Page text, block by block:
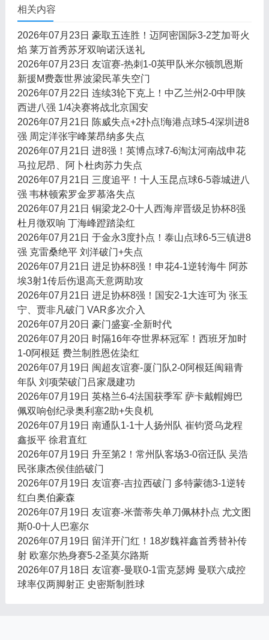
相关内容
2026年07月23日 豪取五连胜！迈阿密国际3-2芝加哥火
焰 莱万首秀苏牙双响诺沃送礼
2026年07月23日 友谊赛-热刺1-0英甲队米尔顿凯恩斯
新援M费轰世界波梁民革失空门
2026年07月22日 连续3轮下克上！中乙兰州2-0中甲陕
西进八强 1/4决赛将战北京国安
2026年07月21日 陈威失点+2扑点!海港点球5-4深圳进8
强 周定洋张宇峰莱昂纳多失点
2026年07月21日 进8强！英博点球7-6淘汰河南战申花
马拉尼昂、阿卜杜肉苏力失点
2026年07月21日 三度追平！十人玉昆点球6-5蓉城进八
强 韦林顿索罗金罗慕洛失点
2026年07月21日 铜梁龙2-0十人西海岸晋级足协杯8强
杜月徵双响 丁海峰蹬踏染红
2026年07月21日 于金永3度扑点！泰山点球6-5三镇进8
强 克雷桑绝平 刘洋破门+失点
2026年07月21日 进足协杯8强！申花4-1逆转海牛 阿苏
埃3射1传后伤退高天意两助攻
2026年07月21日 进足协杯8强！国安2-1大连可为 张玉
宁、贾非凡破门 VAR多次介入
2026年07月20日 豪门盛宴-全新时代
2026年07月20日 时隔16年夺世界杯冠军！西班牙加时
1-0阿根廷 费兰制胜恩佐染红
2026年07月19日 闽超友谊赛-厦门队2-0阿根廷闽籍青
年队 刘项荣破门吕家晟建功
2026年07月19日 英格兰6-4法国获季军 萨卡戴帽姆巴
佩双响创纪录奥利塞2助+失良机
2026年07月19日 南通队1-1十人扬州队 崔钧贤乌龙程
鑫扳平 徐君直红
2026年07月19日 升至第2！常州队客场3-0宿迁队 吴浩
民张康杰侯佳皓破门
2026年07月19日 友谊赛-吉拉西破门 多特蒙德3-1逆转
红白奥伯豪森
2026年07月19日 友谊赛-米蕾蒂失单刀佩林扑点 尤文图
斯0-0十人巴塞尔
2026年07月19日 留洋开门红！18岁魏祥鑫首秀替补传
射 欧塞尔热身赛5-2圣莫尔路斯
2026年07月18日 友谊赛-曼联0-1雷克瑟姆 曼联六成控
球率仅两脚射正 史密斯制胜球